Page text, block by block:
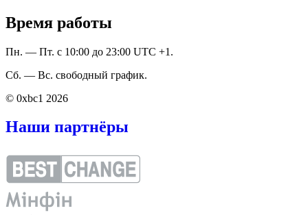
Время работы
Пн. — Пт. с 10:00 до 23:00 UTC +1.
Сб. — Вс. свободный график.
© 0xbc1 2026
Наши партнёры